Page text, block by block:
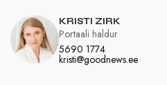
KRISTI ZIRK
5690 1774
kristi@goodnews.ee
Portaali haldur